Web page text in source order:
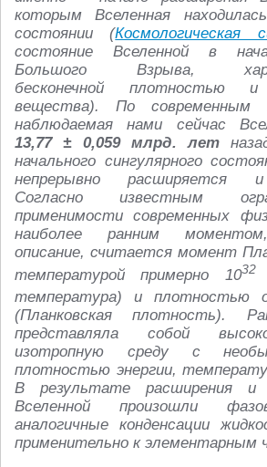
которым Вселенная
состоянии (Космологическая
состояние Вселенной в
Большого Взрыва,
бесконечной плотностью и
вещества). По современным
наблюдаемая нами сейчас
13,77 ± 0,059 млрд. лет
начального сингулярного
непрерывно расширяется
Согласно известным
применимости современных
наиболее ранним
описание, считается момент
температурой примерно 1032
температура) и плотностью
(Планковская плотность).
представляла собой
изотропную среду с
плотностью энергии,
В результате расширения и
Вселенной произошли
аналогичные конденсации
применительно к элементарным